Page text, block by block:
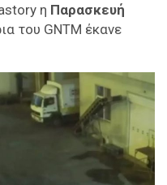
η Παρασκευή
του GNTM έκανε